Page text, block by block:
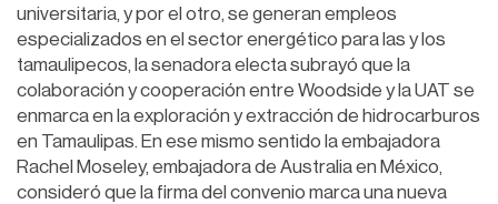
universitaria, y por el otro, se generan empleos
especializados en el sector energético para las y los
tamaulipecos, la senadora electa subrayó que la
colaboración y cooperación entre Woodside y la UAT se
enmarca en la exploración y extracción de hidrocarburos
en Tamaulipas. En ese mismo sentido la embajadora
Rachel Moseley, embajadora de Australia en México,
consideró que la firma del convenio marca una nueva